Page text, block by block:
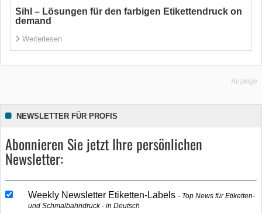
Sihl – Lösungen für den farbigen Etikettendruck on
demand
Weiterlesen
Anzeige
NEWSLETTER FÜR PROFIS
Abonnieren Sie jetzt Ihre persönlichen
Newsletter:
Weekly Newsletter Etiketten-Labels
Top News für Etiketten-
und Schmalbahndruck - in Deutsch